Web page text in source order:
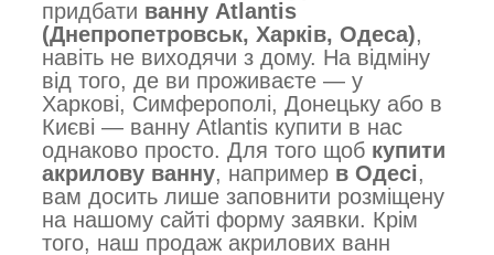
придбати ванну Atlantis
(Днепропетровськ, Харків, Одеса),
навіть не виходячи з дому. На відміну
від того, де ви проживаєте — у
Харкові, Симферополі, Донецьку або в
Києві — ванну Atlantis купити в нас
однаково просто. Для того щоб купити
акрилову ванну, например в Одесі,
вам досить лише заповнити розміщену
на нашому сайті форму заявки. Крім
того, наш продаж акрилових ванн